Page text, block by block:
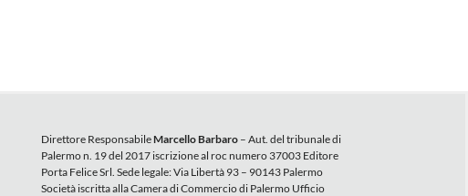
Direttore ResponsabileMarcello Barbaro– Aut. del tribunale di
Palermo n. 19 del 2017 iscrizione al roc numero 37003 Editore
Porta Felice Srl. Sede legale: Via Libertà 93 – 90143 Palermo
Società iscritta alla Camera di Commercio di Palermo Ufficio